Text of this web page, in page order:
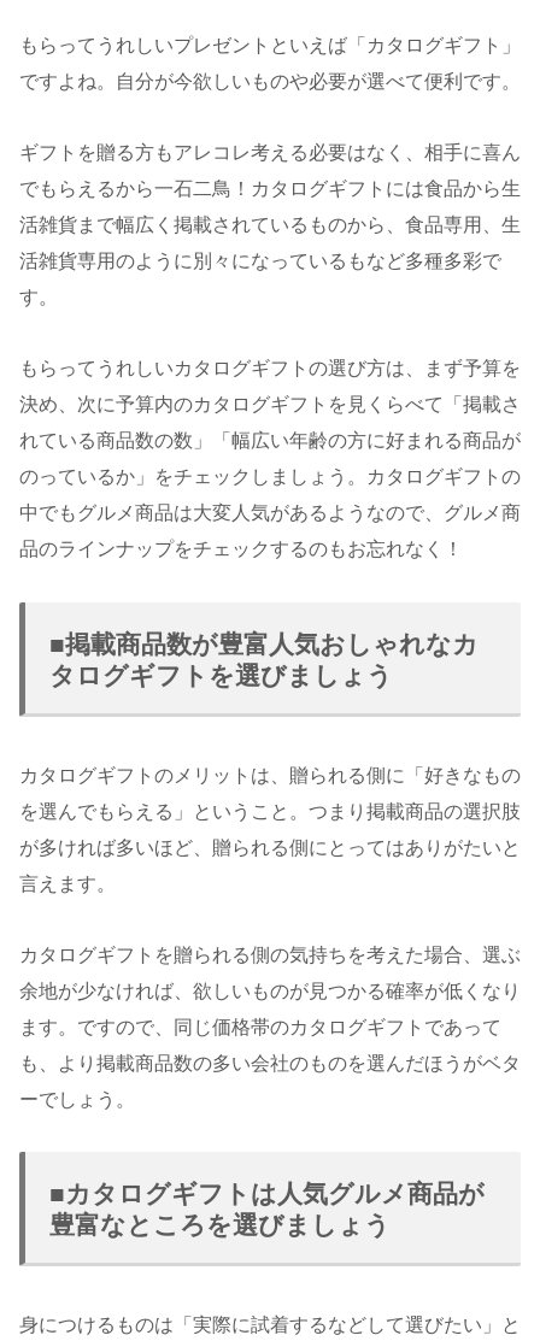
もらってうれしいプレゼントといえば「カタログギフト」
ですよね。自分が今欲しいものや必要が選べて便利です。
ギフトを贈る方もアレコレ考える必要はなく、相手に喜ん
でもらえるから一石二鳥！カタログギフトには食品から生
活雑貨まで幅広く掲載されているものから、食品専用、生
活雑貨専用のように別々になっているもなど多種多彩で
す。
もらってうれしいカタログギフトの選び方は、まず予算を
決め、次に予算内のカタログギフトを見くらべて「掲載さ
れている商品数の数」「幅広い年齢の方に好まれる商品が
のっているか」をチェックしましょう。カタログギフトの
中でもグルメ商品は大変人気があるようなので、グルメ商
品のラインナップをチェックするのもお忘れなく！
■掲載商品数が豊富人気おしゃれなカ
タログギフトを選びましょう
カタログギフトのメリットは、贈られる側に「好きなもの
を選んでもらえる」ということ。つまり掲載商品の選択肢
が多ければ多いほど、贈られる側にとってはありがたいと
言えます。
カタログギフトを贈られる側の気持ちを考えた場合、選ぶ
余地が少なければ、欲しいものが見つかる確率が低くなり
ます。ですので、同じ価格帯のカタログギフトであって
も、より掲載商品数の多い会社のものを選んだほうがベタ
ーでしょう。
■カタログギフトは人気グルメ商品が
豊富なところを選びましょう
身につけるものは「実際に試着するなどして選びたい」と